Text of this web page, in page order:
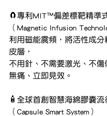
🧲專利MIT™偏差標靶精準
（Magnetic Infusion
利用磁能震頻，將活性成分
皮層，
不用針、不需要激光、不傷
無痛、立即見效。
🧴全球首創智慧海綿膠囊流
（Capsule Smart System）